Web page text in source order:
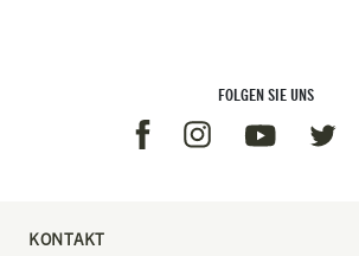
FOLGEN SIE UNS
FacebookInstagramYoutube
KONTAKT